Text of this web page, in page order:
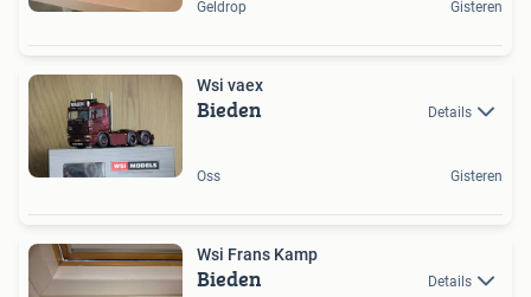
Geldrop Gisteren
Wsi vaex
Bieden Details
Oss Gisteren
Wsi Frans Kamp
Bieden Details